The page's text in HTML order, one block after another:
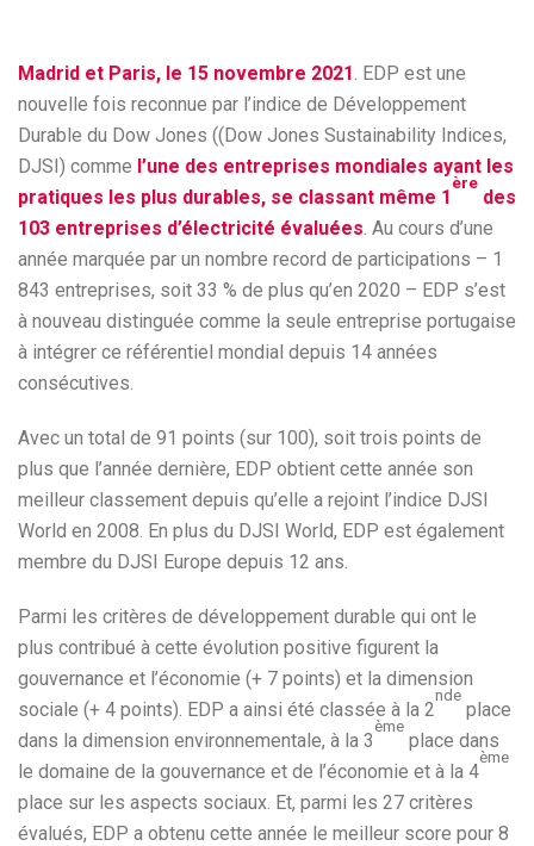
Madrid et Paris, le 15 novembre 2021. EDP est une
nouvelle fois reconnue par l’indice de Développement
Durable du Dow Jones ((Dow Jones Sustainability Indices,
DJSI) comme l’une des entreprises mondiales ayant les
pratiques les plus durables, se classant même 1
ère
des
103 entreprises d’électricité évaluées. Au cours d’une
année marquée par un nombre record de participations – 1
843 entreprises, soit 33 % de plus qu’en 2020 – EDP s’est
à nouveau distinguée comme la seule entreprise portugaise
à intégrer ce référentiel mondial depuis 14 années
consécutives.
Avec un total de 91 points (sur 100), soit trois points de
plus que l’année dernière, EDP obtient cette année son
meilleur classement depuis qu’elle a rejoint l’indice DJSI
World en 2008. En plus du DJSI World, EDP est également
membre du DJSI Europe depuis 12 ans.
Parmi les critères de développement durable qui ont le
plus contribué à cette évolution positive figurent la
gouvernance et l’économie (+ 7 points) et la dimension
sociale (+ 4 points). EDP a ainsi été classée à la 2
nde
place
dans la dimension environnementale, à la 3
ème
place dans
le domaine de la gouvernance et de l’économie et à la 4
ème
place sur les aspects sociaux. Et, parmi les 27 critères
évalués, EDP a obtenu cette année le meilleur score pour 8